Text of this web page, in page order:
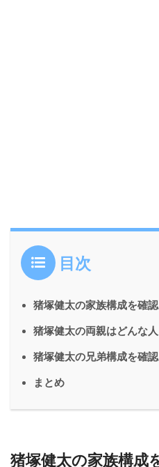
目次
猪塚健太の家族構成を確認
猪塚健太の両親はどんな
猪塚健太の兄弟構成を確
まとめ
猪塚健太の家族構成